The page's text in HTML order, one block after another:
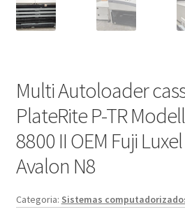
Multi Autoloader
PlateRite P-TR
8800 II OEM Fuji
Avalon N8
Categoria: Sistemas